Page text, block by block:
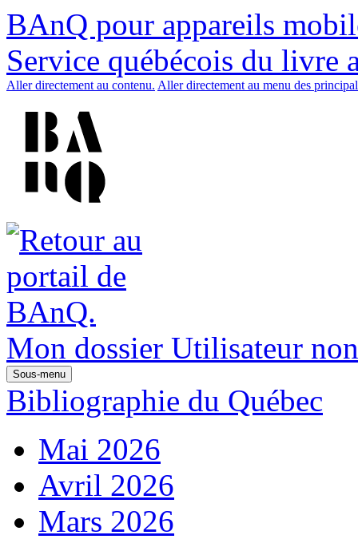
BAnQ pour appareils
Service québécois du livre
Aller directement au contenu. Aller directement au menu des
Mon dossier Utilisateur
Sous-menu
Bibliographie du Québec
Mai 2026
Avril 2026
Mars 2026